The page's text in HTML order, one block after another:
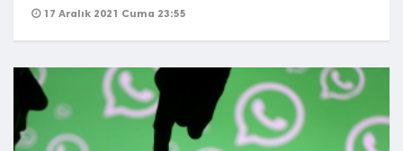
17 Aralık 2021 Cuma 23:55